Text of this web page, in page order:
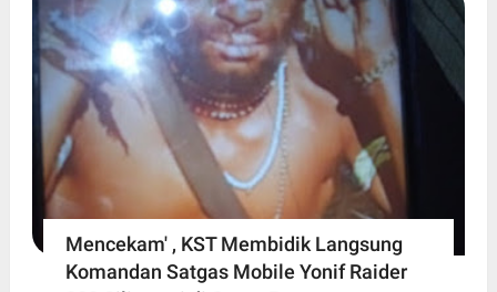
Mencekam' , KST Membidik Langsung
Komandan Satgas Mobile Yonif Raider